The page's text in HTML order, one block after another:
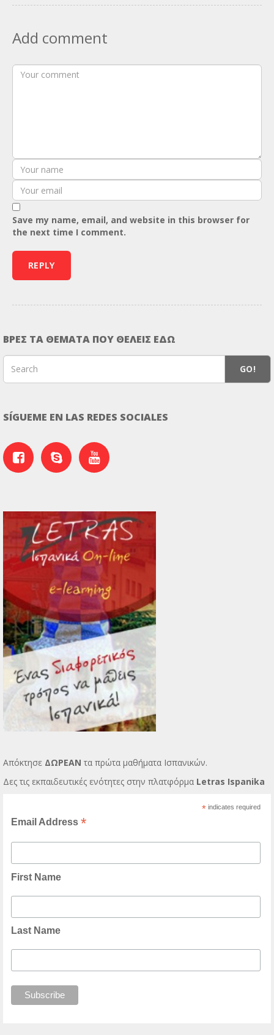
Add comment
Save my name, email, and website in this browser for
the next time I comment.
ΒΡΕΣ ΤΑ ΘΕΜΑΤΑ ΠΟΥ ΘΕΛΕΙΣ ΕΔΩ
GO!
SÍGUEME EN LAS REDES SOCIALES
Απόκτησε ΔΩΡΕΑΝ τα πρώτα μαθήματα Ισπανικών.
Δες τις εκπαιδευτικές ενότητες στην πλατφόρμα Letras Ispanika
* indicates required
Email Address*
First Name
Last Name